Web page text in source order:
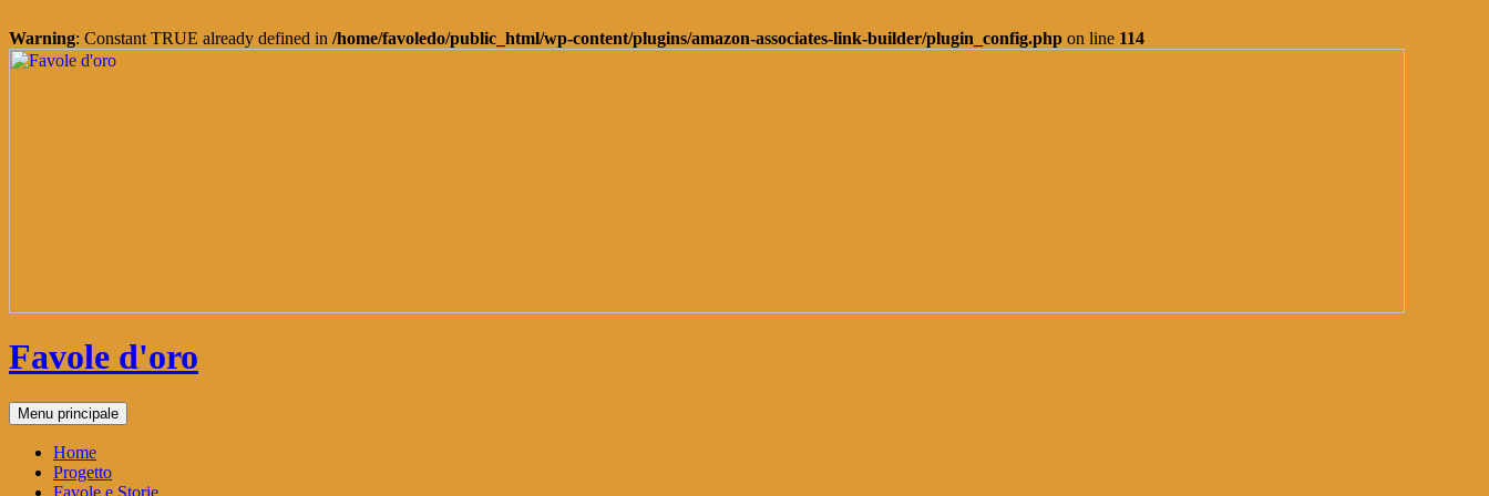
Warning: Constant TRUE already defined in /home/favoledo/public_html/wp-content/plugins/amazon-associates-link-builder/plugin_config.php on line 114
Vai
Favole d'oro
Cerca
Menu principale
Home
Progetto
Favole e Storie